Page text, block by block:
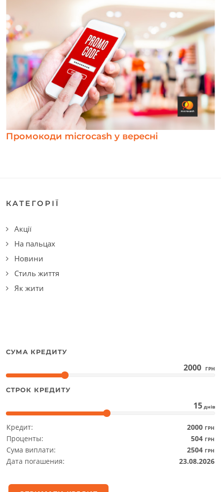
Промокоди microcash у вересні
КАТЕГОРІЇ
Акції
На пальцах
Новини
Стиль життя
Як жити
СУМА КРЕДИТУ
2000 ГРН
СТРОК КРЕДИТУ
15 днів
Кредит: 2000 ГРН
Проценты: 504 ГРН
Сума виплати: 2504 ГРН
Дата погашения: 23.08.2026